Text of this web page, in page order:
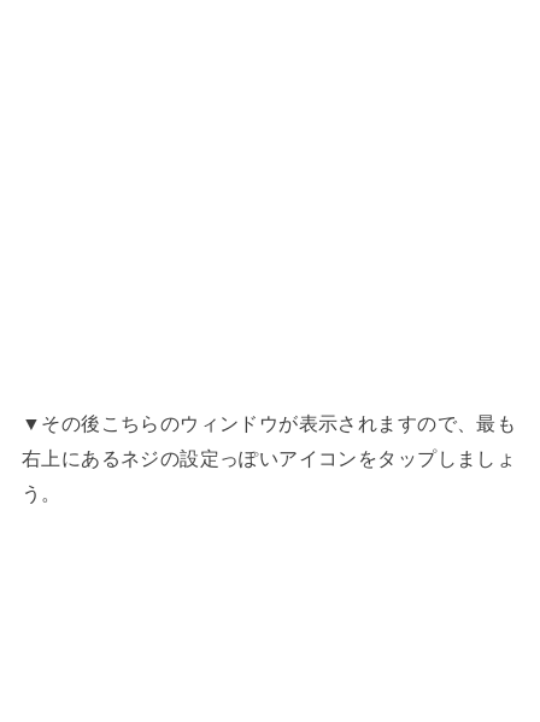
▼その後こちらのウィンドウが表示されますので、最も
右上にあるネジの設定っぽいアイコンをタップしましょ
う。